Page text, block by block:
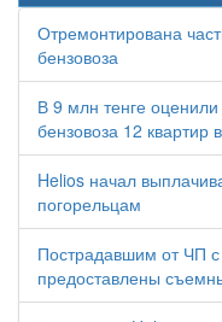
Отремонтирована
бензовоза
В 9 млн тенге
бензовоза 12 квартир
Helios начал
погорельцам
Пострадавшим от ЧП с
предоставлены